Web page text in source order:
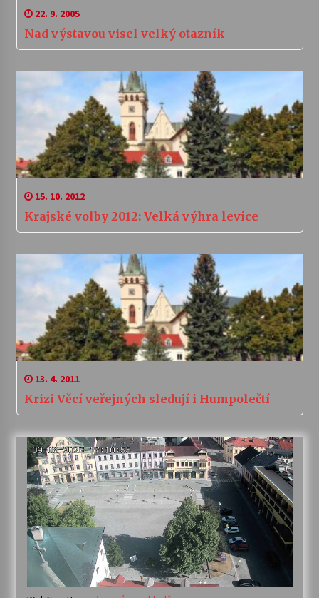
22. 9. 2005
Nad výstavou visel velký otazník
15. 10. 2012
Krajské volby 2012: Velká výhra levice
13. 4. 2011
Krizi Věcí veřejných sledují i Humpolečtí